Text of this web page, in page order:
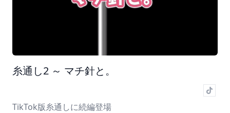
糸通し2 ～ マチ針と。
TikTok版糸通しに続編登場